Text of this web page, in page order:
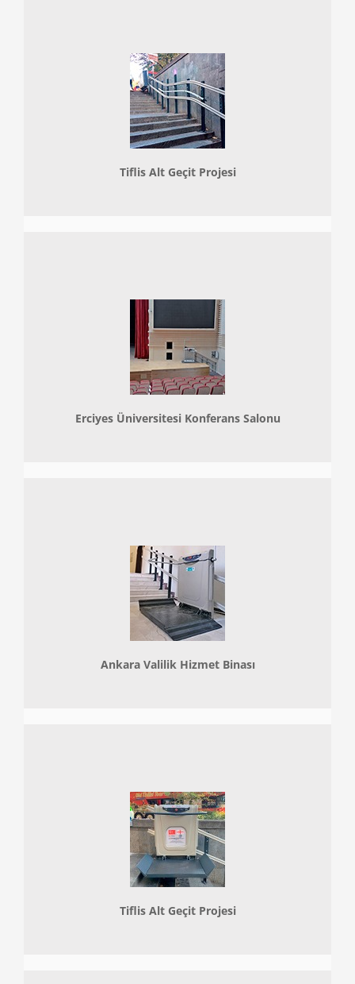
Tiflis Alt Geçit Projesi
Erciyes Üniversitesi Konferans Salonu
Ankara Valilik Hizmet Binası
Tiflis Alt Geçit Projesi